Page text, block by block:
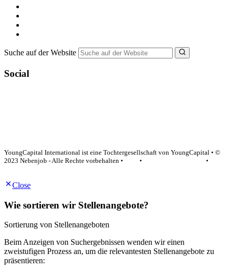
Suche auf der Website
Social
YoungCapital International ist eine Tochtergesellschaft von YoungCapital • ©
2023 Nebenjob - Alle Rechte vorbehalten •
•
•
Close
Wie sortieren wir Stellenangebote?
Sortierung von Stellenangeboten
Beim Anzeigen von Suchergebnissen wenden wir einen
zweistufigen Prozess an, um die relevantesten Stellenangebote zu
präsentieren: